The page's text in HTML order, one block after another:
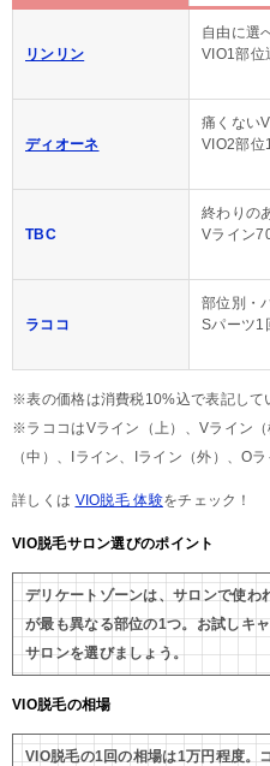
リンリン
自由に選
VIO1部位
ディオーネ
痛くない
VIO2部位
TBC
終わりの
Vライン
ラココ
部位別・
Sパーツ1
※表の価格は消費税10%込で表記して
※ラココはVライン（上）、Vライン
（中）、Iライン、Iライン（外）、O
詳しくは VIO脱毛 体験をチェック！
VIO脱毛サロン選びのポイント
デリケートゾーンは、サロンで使わ
が最も異なる部位の1つ。お試しキ
サロンを選びましょう。
VIO脱毛の相場
VIO脱毛の1回の相場は1万円程度。